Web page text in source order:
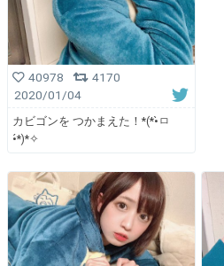
40978
4170
2020/01/04
カビゴンを つかまえた！*(*•̀ㅁ
•́*)*✧